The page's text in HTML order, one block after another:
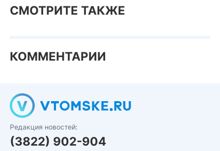
СМОТРИТЕ ТАКЖЕ
КОММЕНТАРИИ
Редакция новостей:
(3822) 902-904